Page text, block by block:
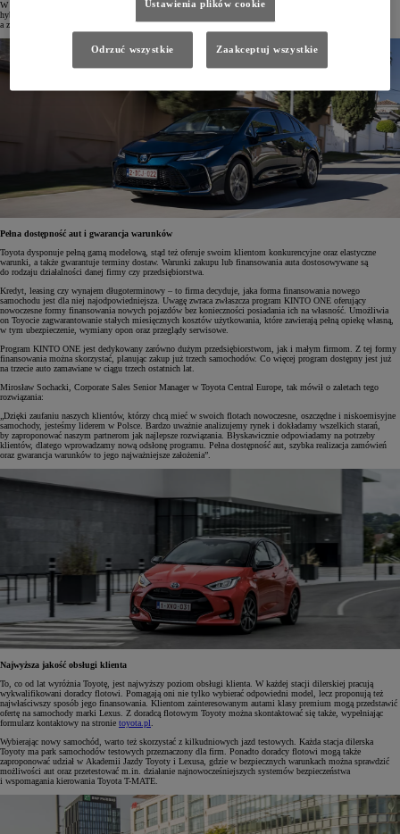
W nowej strategii marki dla firm Toyota wzmocniła ofertę dla najważniejszych modeli flotowych, w tym
hybryd, które wyróżniają się na rynku niskimi kosztami eksploatacji. Dostępność aut została zwiększona,
a zamówienia realizowane są szybko.
Pełna dostępność aut i gwarancja warunków
Toyota dysponuje pełną gamą modelową, stąd też oferuje swoim klientom konkurencyjne oraz elastyczne
warunki, a także gwarantuje terminy dostaw. Warunki zakupu lub finansowania auta dostosowywane są
do rodzaju działalności danej firmy czy przedsiębiorstwa.
Kredyt, leasing czy wynajem długoterminowy – to firma decyduje, jaka forma finansowania nowego
samochodu jest dla niej najodpowiedniejsza. Uwagę zwraca zwłaszcza program KINTO ONE oferujący
nowoczesne formy finansowania nowych pojazdów bez konieczności posiadania ich na własność. Umożliwia
on Toyocie zagwarantowanie stałych miesięcznych kosztów użytkowania, które zawierają pełną opiekę własną,
w tym ubezpieczenie, wymiany opon oraz przeglądy serwisowe.
Program KINTO ONE jest dedykowany zarówno dużym przedsiębiorstwom, jak i małym firmom. Z tej formy
finansowania można skorzystać, planując zakup już trzech samochodów. Co więcej program dostępny jest już
na trzecie auto zamawiane w ciągu trzech ostatnich lat.
Mirosław Sochacki, Corporate Sales Senior Manager w Toyota Central Europe, tak mówił o zaletach tego
rozwiązania:
„Dzięki zaufaniu naszych klientów, którzy chcą mieć w swoich flotach nowoczesne, oszczędne i niskoemisyjne
samochody, jesteśmy liderem w Polsce. Bardzo uważnie analizujemy rynek i dokładamy wszelkich starań,
by zaproponować naszym partnerom jak najlepsze rozwiązania. Błyskawicznie odpowiadamy na potrzeby
klientów, dlatego wprowadzamy nową odsłonę programu. Pełna dostępność aut, szybka realizacja zamówień
oraz gwarancja warunków to jego najważniejsze założenia”.
Najwyższa jakość obsługi klienta
To, co od lat wyróżnia Toyotę, jest najwyższy poziom obsługi klienta. W każdej stacji dilerskiej pracują
wykwalifikowani doradcy flotowi. Pomagają oni nie tylko wybierać odpowiedni model, lecz proponują też
najwłaściwszy sposób jego finansowania. Klientom zainteresowanym autami klasy premium mogą przedstawić
ofertę na samochody marki Lexus. Z doradcą flotowym Toyoty można skontaktować się także, wypełniając
formularz kontaktowy na stronie toyota.pl
Wybierając nowy samochód, warto też skorzystać z kilkudniowych jazd testowych. Każda stacja dilerska
Toyoty ma park samochodów testowych przeznaczony dla firm. Ponadto doradcy flotowi mogą także
zaproponować udział w Akademii Jazdy Toyoty i Lexusa, gdzie w bezpiecznych warunkach można sprawdzić
możliwości aut oraz przetestować m.in. działanie najnowocześniejszych systemów bezpieczeństwa
i wspomagania kierowania Toyota T-MATE.
Ustawienia plików cookie
Odrzuć wszystkie Zaakceptuj wszystkie